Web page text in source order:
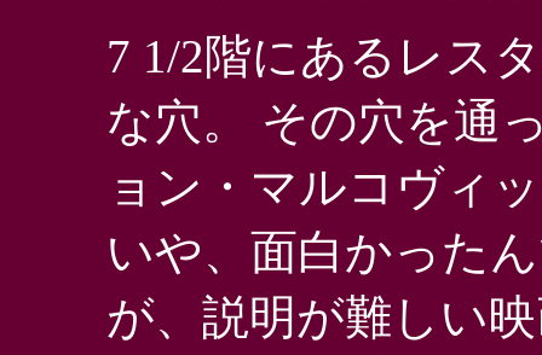
7 1/2階にあるレス
な穴。 その穴を通
ョン・マルコヴィ
いや、面白かった
が、説明が難しい